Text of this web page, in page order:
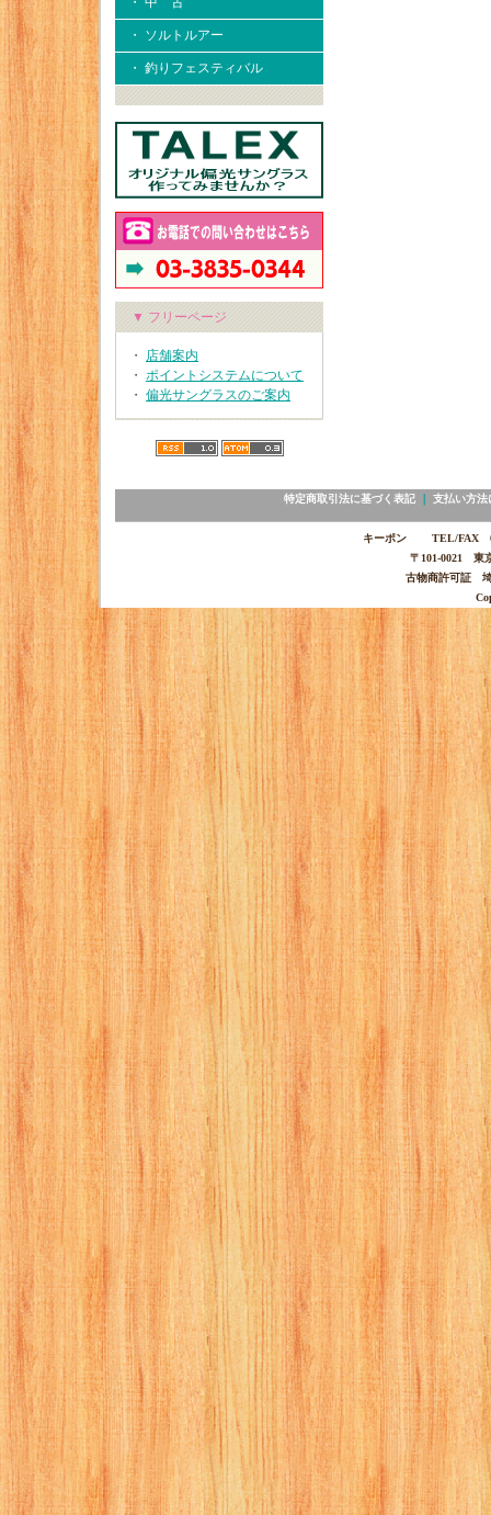
・ ソルトルアー
・ 釣りフェスティバル
▼ フリーページ
・ 店舗案内
・ ポイントシステムについて
・ 偏光サングラスのご案内
特定商取引法に基づく表記｜ 支払い方法
キーポン TEL/FAX
〒101-0021 東
古物商許可証